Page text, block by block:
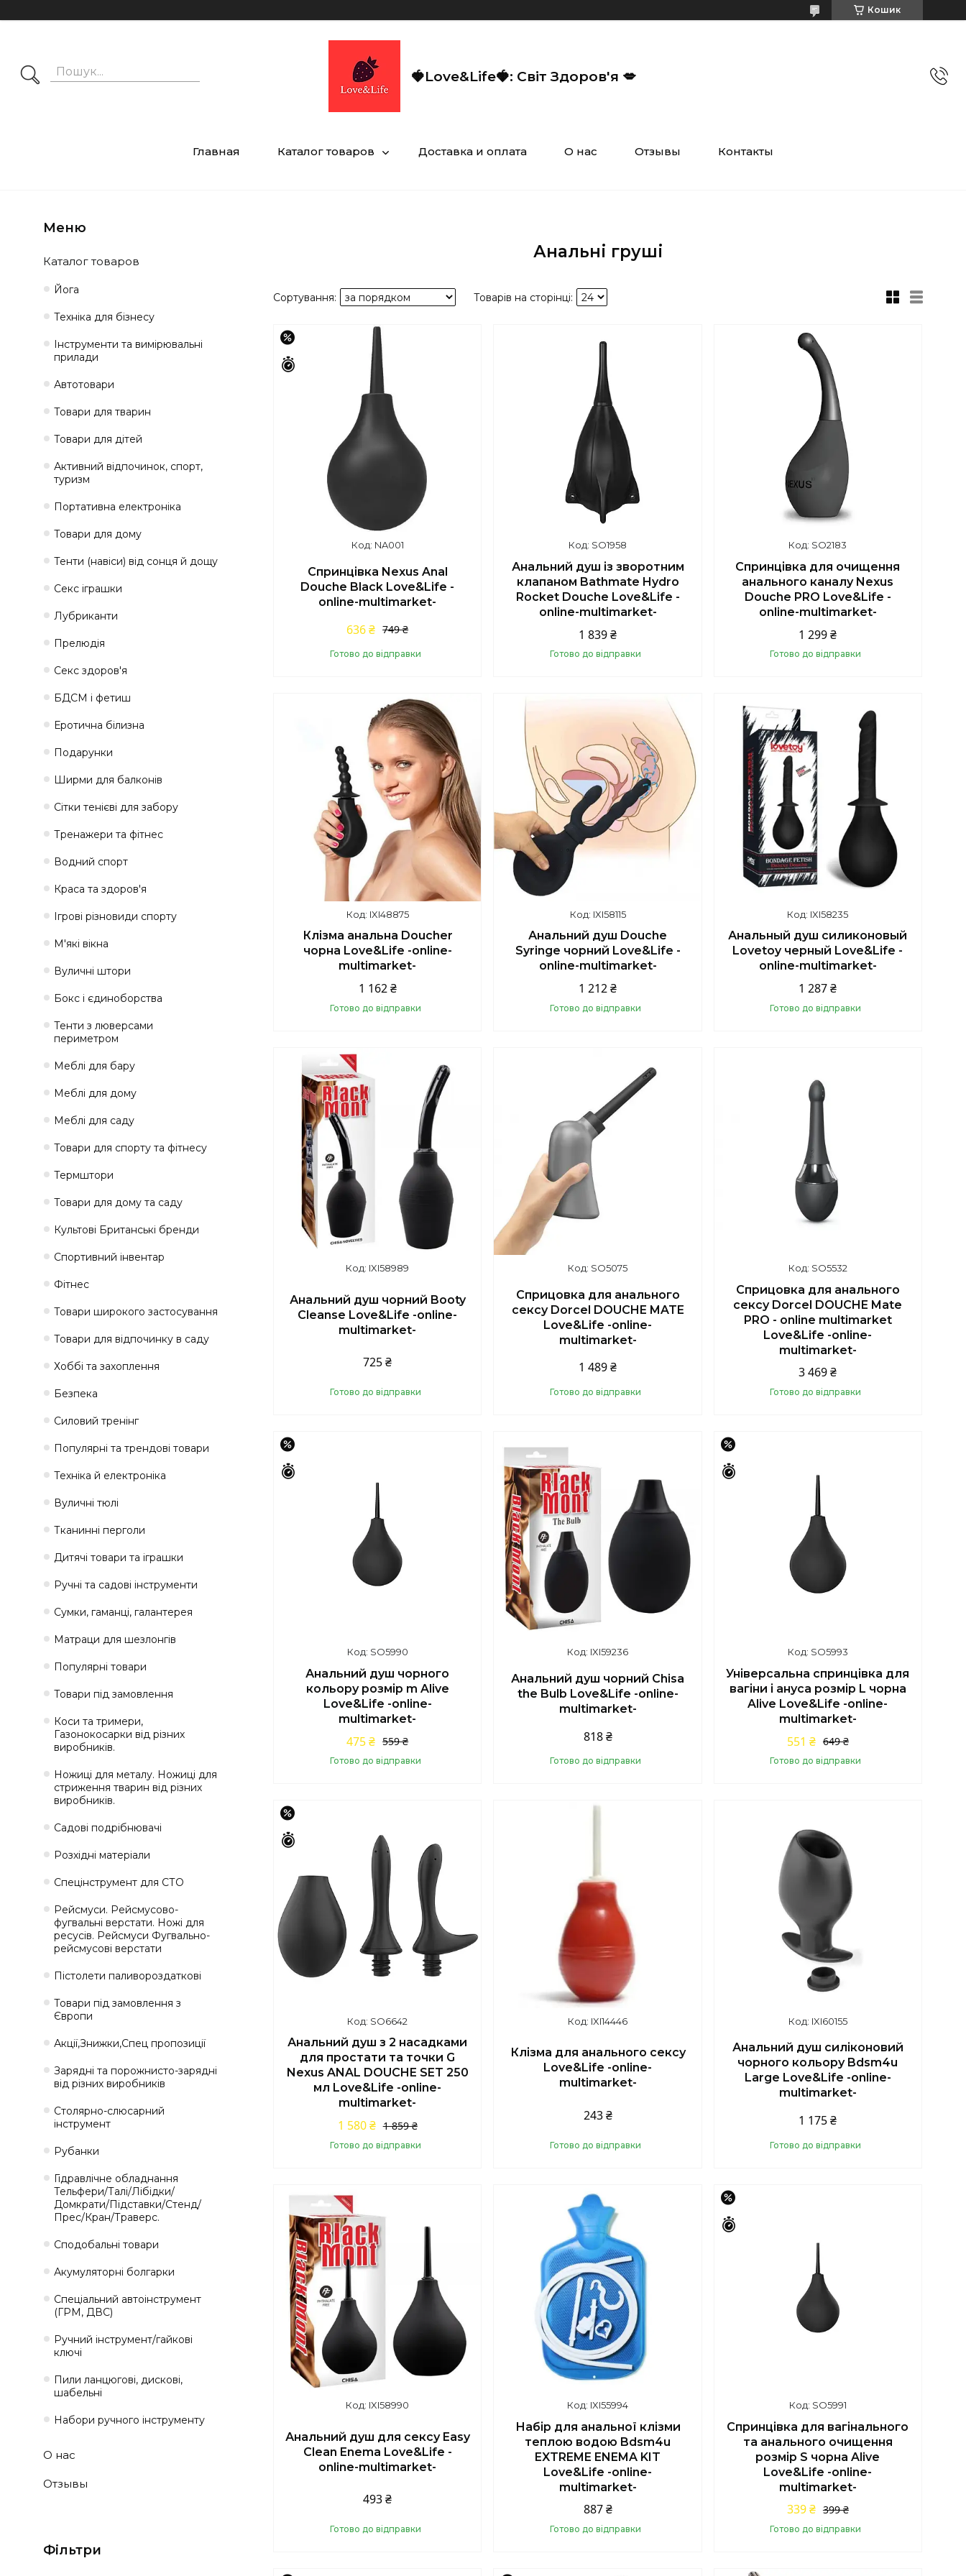
Кошик
🍓Love&Life🍓: Світ Здоров'я 💋
Главная Каталог товаров Доставка и оплата О нас Отзывы Контакты
Анальні груші
Залишилось 44 дні
NA001
Спринцівка Nexus Anal
Douche Black Love&Life -
online-multimarket-
749 ₴
636 ₴
Готово до відправки
Купити
SO1958
Анальний душ із зворотним
клапаном Bathmate Hydro
Rocket Douche Love&Life -
online-multimarket-
1 839 ₴
Готово до відправки
SO2183
Спринцівка для очищення
анального каналу Nexus
Douche PRO Love&Life -
online-multimarket-
1 299 ₴
Готово до відправки
IXI48875
Клізма анальна Doucher
чорна Love&Life -online-
multimarket-
1 162 ₴
Готово до відправки
IXI58115
Анальний душ Douche
Syringe чорний Love&Life -
online-multimarket-
1 212 ₴
Готово до відправки
IXI58235
Анальный душ силиконовый
Lovetoy черный Love&Life -
online-multimarket-
1 287 ₴
Готово до відправки
IXI58989
Анальний душ чорний Booty
Cleanse Love&Life -online-
multimarket-
725 ₴
Готово до відправки
SO5075
Сприцовка для анального
сексу Dorcel DOUCHE MATE
Love&Life -online-
multimarket-
1 489 ₴
Готово до відправки
SO5532
Сприцовка для анального
сексу Dorcel DOUCHE Mate
PRO - online multimarket
Love&Life -online-
multimarket-
3 469 ₴
Готово до відправки
SO5990
Анальний душ чорного
кольору розмір m Alive
Love&Life -online-
multimarket-
559 ₴
475 ₴
Готово до відправки
IXI59236
Анальний душ чорний Chisa
the Bulb Love&Life -online-
multimarket-
818 ₴
Готово до відправки
Купити
SO5993
Універсальна спринцівка для
вагіни і ануса розмір L чорна
Alive Love&Life -online-
multimarket-
649 ₴
551 ₴
Готово до відправки
Залишилось 44 дні
SO6642
Анальний душ з 2 насадками
для простати та точки G
Nexus ANAL DOUCHE SET 250
мл Love&Life -online-
multimarket-
1 859 ₴
1 580 ₴
Готово до відправки
IXI14446
Клізма для анального сексу
Love&Life -online-
multimarket-
243 ₴
Готово до відправки
IXI60155
Анальний душ силіконовий
чорного кольору Bdsm4u
Large Love&Life -online-
multimarket-
1 175 ₴
Готово до відправки
IXI58990
Анальний душ для сексу Easy
Clean Enema Love&Life -
online-multimarket-
493 ₴
Готово до відправки
IXI55994
Набір для анальної клізми
теплою водою Bdsm4u
EXTREME ENEMA KIT
Love&Life -online-
multimarket-
887 ₴
Готово до відправки
SO5991
Спринцівка для вагінального
та анального очищення
розмір S чорна Alive
Love&Life -online-
multimarket-
399 ₴
339 ₴
Готово до відправки
Каталог товаров
Йога
Техніка для бізнесу
Інструменти та вимірювальні
прилади
Автотовари
Товари для тварин
Товари для дітей
Активний відпочинок, спорт,
туризм
Портативна електроніка
Товари для дому
Тенти (навіси) від сонця й дощу
Секс іграшки
Лубриканти
Прелюдія
Секс здоров'я
БДСМ і фетиш
Еротична білизна
Подарунки
Ширми для балконів
Сітки тенієві для забору
Тренажери та фітнес
Водний спорт
Краса та здоров'я
Ігрові різновиди спорту
М'які вікна
Вуличні штори
Бокс і єдиноборства
Тенти з люверсами
периметром
Меблі для бару
Меблі для дому
Меблі для саду
Товари для спорту та фітнесу
Термштори
Товари для дому та саду
Культові Британські бренди
Спортивний інвентар
Фітнес
Товари широкого застосування
Товари для відпочинку в саду
Хоббі та захоплення
Безпека
Силовий тренінг
Популярні та трендові товари
Техніка й електроніка
Вуличні тюлі
Тканинні перголи
Дитячі товари та іграшки
Ручні та садові інструменти
Сумки, гаманці, галантерея
Матраци для шезлонгів
Популярні товари
Товари під замовлення
Коси та тримери,
Газонокосарки від різних
виробників.
Ножиці для металу. Ножиці для
стриження тварин від різних
виробників.
Садові подрібнювачі
Розхідні матеріали
Спецінструмент для СТО
Рейсмуси. Рейсмусово-
фугвальні верстати. Ножі для
ресусів. Рейсмуси Фугвально-
рейсмусові верстати
Пістолети паливороздаткові
Товари під замовлення з
Європи
Акції,Знижки,Спец пропозиції
Зарядні та порожнисто-зарядні
від різних виробників
Столярно-слюсарний
інструмент
Рубанки
Гідравлічне обладнання
Тельфери/Талі/Лібідки/
Домкрати/Підставки/Стенд/
Прес/Кран/Траверс.
Сподобальні товари
Акумуляторні болгарки
Спеціальний автоінструмент
(ГРМ, ДВС)
Ручний інструмент/гайкові
ключі
Пили ланцюгові, дискові,
шабельні
Набори ручного інструменту
О нас
Отзывы
Фільтри